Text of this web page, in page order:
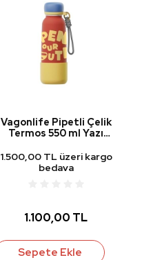
Vagonlife Pipetli Çelik
Termos 550 ml Yazı
1.500,00 TL üzeri kargo
bedava
1.100,00 TL
Sepete Ekle